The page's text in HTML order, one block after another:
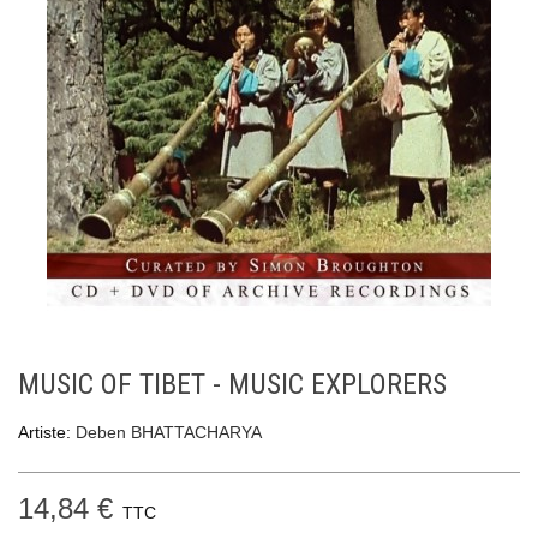
MUSIC OF TIBET - MUSIC EXPLORERS
Artiste: Deben BHATTACHARYA
14,84 € TTC